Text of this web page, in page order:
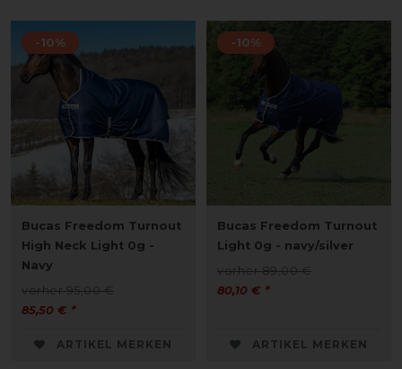
-10%
Bucas Freedom Turnout
High Neck Light 0g -
Navy
vorher 95,00 €
85,50 € *
ARTIKEL MERKEN
-10%
Bucas Freedom Turnout
Light 0g - navy/silver
vorher 89,00 €
80,10 € *
ARTIKEL MERKEN